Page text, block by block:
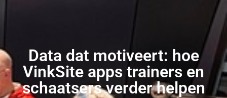
Data dat motiveert: hoe
VinkSite apps trainers en
schaatsers verder helpen